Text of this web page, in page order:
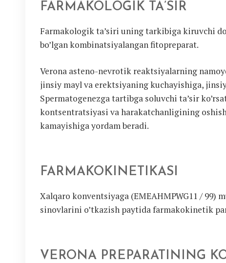
FARMAKOLOGIK TA’SIR
Farmakologik ta’siri uning tarkibiga kiruvchi
bo’lgan kombinatsiyalangan fitopreparat.
Verona asteno-nevrotik reaktsiyalarning
jinsiy mayl va erektsiyaning kuchayishiga,
Spermatogenezga tartibga soluvchi ta’sir
kontsentratsiyasi va harakatchanligining
kamayishiga yordam beradi.
FARMAKOKINETIKASI
Xalqaro konventsiyaga (EMEAHMPWG11 /
sinovlarini o’tkazish paytida farmakokinetik
VERONA PREPARATINING